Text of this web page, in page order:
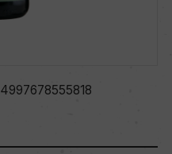
4997678555818